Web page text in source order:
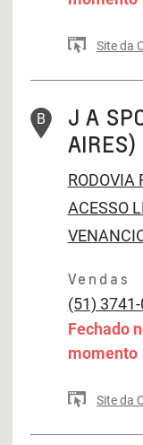
Site da
B
J A
AIRES)
RODOVIA
ACESSO
Vendas
(51)
Fechado
momento
Site da